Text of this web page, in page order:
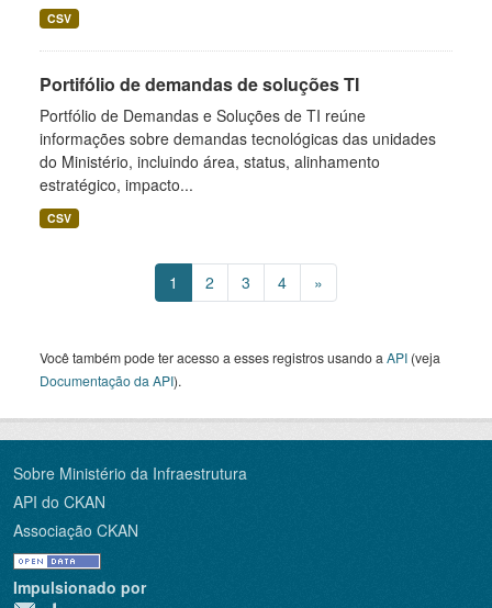
CSV
Portifólio de demandas de soluções TI
Portfólio de Demandas e Soluções de TI reúne
informações sobre demandas tecnológicas das unidades
do Ministério, incluindo área, status, alinhamento
estratégico, impacto...
CSV
1 2 3 4 »
Você também pode ter acesso a esses registros usando a API (veja
Documentação da API).
Sobre Ministério da Infraestrutura
API do CKAN
Associação CKAN
Impulsionado por